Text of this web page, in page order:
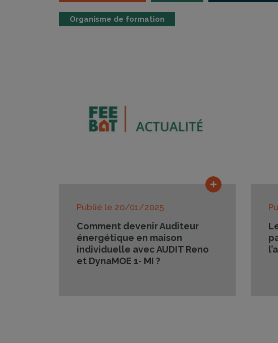
Organisme de formation
Publié le 20/01/2025
Comment devenir Auditeur
énergétique en maison
individuelle avec AUDIT Reno
et DynaMOE 1- MI ?
Lire la suite